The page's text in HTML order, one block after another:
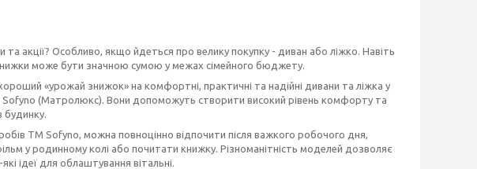
акції? Особливо, якщо йдеться про велику покупку - диван або ліжко. Навіть
може бути значною сумою у межах сімейного бюджету.
«урожай знижок» на комфортні, практичні та надійні дивани та ліжка у
Sofyno (Матролюкс). Вони допоможуть створити високий рівень комфорту та
будинку.
ТМ Sofyno, можна повноцінно відпочити після важкого робочого дня,
у родинному колі або почитати книжку. Різноманітність моделей дозволяє
ідеї для облаштування вітальні.